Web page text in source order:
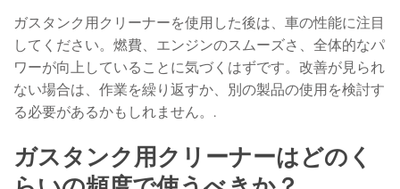
ガスタンク用クリーナーを使用した後は、車の性能に注目
してください。燃費、エンジンのスムーズさ、全体的なパ
ワーが向上していることに気づくはずです。改善が見られ
ない場合は、作業を繰り返すか、別の製品の使用を検討す
る必要があるかもしれません。.
ガスタンク用クリーナーはどのく